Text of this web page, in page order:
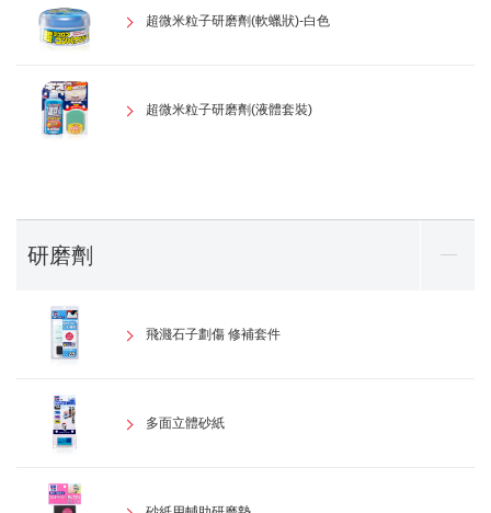
超微米粒子研磨劑(軟蠟狀)-白色
超微米粒子研磨劑(液體套裝)
研磨劑
飛濺石子劃傷 修補套件
多面立體砂紙